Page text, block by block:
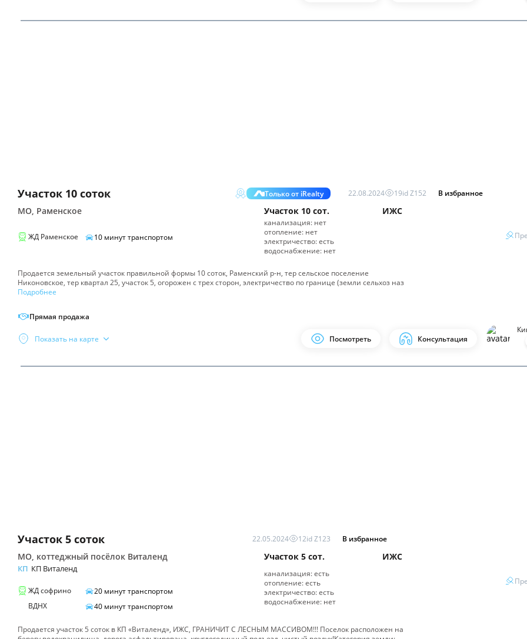
Инфраструктура
Участок 10 соток
МО, Раменское
ЖД Раменское 10 минут транспортом
Только от iRealty 22.08.2024 19idZ152 В избранное
Участок 10 сот. ИЖС
канализация: нет
отопление: нет
электричество:есть
водоснабжение: нет
Продается земельный участок правильной формы 10 соток, Раменский р-н, тер сельское поселение
Никоновское, тер квартал 25, участок 5, огорожен с трех сторон, электричество по границе (земли сельхоз наз
Подробнее
Прямая продажа
Показать на карте Посмотреть Консультация
Инфраструктура
Участок 5 соток
МО, коттеджный посёлок Виталенд
КП КП Виталенд
ЖД софрино 20 минут транспортом
ВДНХ
40 минут транспортом
22.05.2024 12idZ123 В избранное
Участок 5 сот. ИЖС
канализация:есть
отопление:есть
электричество:есть
водоснабжение: нет
Продается участок 5 соток в КП «Виталенд», ИЖС, ГРАНИЧИТ С ЛЕСНЫМ МАССИВОМ!!! Поселок расположен на